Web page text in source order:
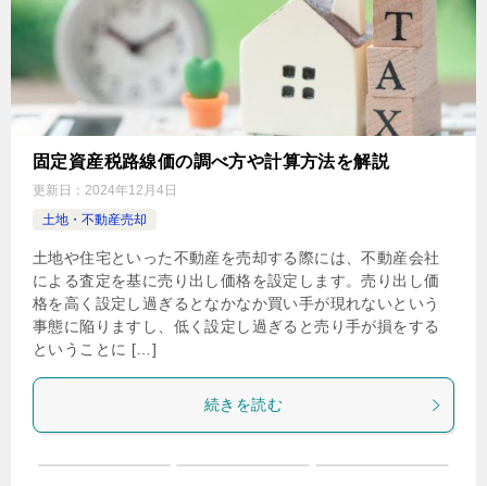
固定資産税路線価の調べ方や計算方法を解説
更新日： 2024年12月4日
土地・不動産売却
土地や住宅といった不動産を売却する際には、不動産会社
による査定を基に売り出し価格を設定します。売り出し価
格を高く設定し過ぎるとなかなか買い手が現れないという
事態に陥りますし、低く設定し過ぎると売り手が損をする
ということに […]
続きを読む